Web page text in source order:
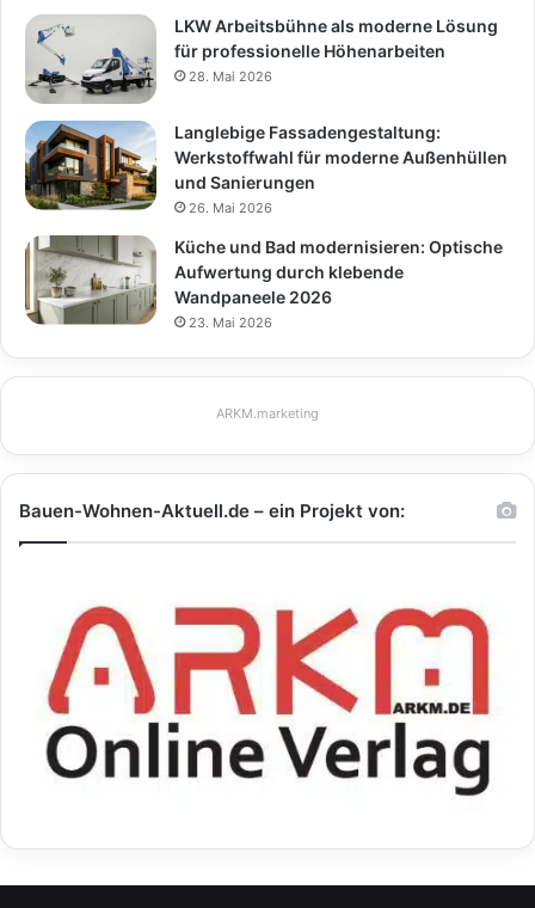
LKW Arbeitsbühne als moderne Lösung
für professionelle Höhenarbeiten
28. Mai 2026
Langlebige Fassadengestaltung:
Werkstoffwahl für moderne Außenhüllen
und Sanierungen
26. Mai 2026
Küche und Bad modernisieren: Optische
Aufwertung durch klebende
Wandpaneele 2026
23. Mai 2026
ARKM.marketing
Bauen-Wohnen-Aktuell.de – ein Projekt von: